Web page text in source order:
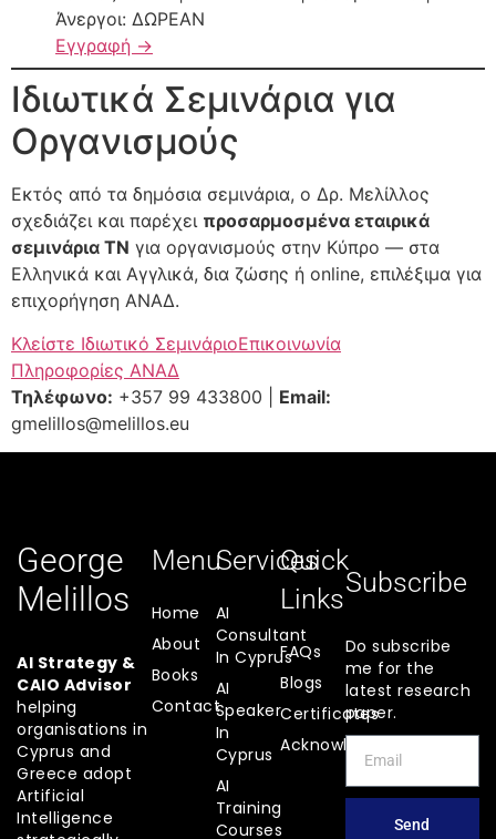
Άνεργοι: ΔΩΡΕΑΝ
Εγγραφή →
Ιδιωτικά Σεμινάρια για
Οργανισμούς
Εκτός από τα δημόσια σεμινάρια, ο Δρ. Μελίλλος
σχεδιάζει και παρέχει προσαρμοσμένα εταιρικά
σεμινάρια ΤΝ για οργανισμούς στην Κύπρο — στα
Ελληνικά και Αγγλικά, δια ζώσης ή online, επιλέξιμα για
επιχορήγηση ΑΝΑΔ.
Κλείστε Ιδιωτικό ΣεμινάριοΕπικοινωνία
Πληροφορίες ΑΝΑΔ
Τηλέφωνο: +357 99 433800 | Email:
gmelillos@melillos.eu
George
Melillos
AI Strategy &
CAIO Advisor
helping
organisations in
Cyprus and
Greece adopt
Artificial
Intelligence
Menu
Home
About
Books
Contact
Services
AI
Consultant
In Cyprus
AI
Speaker
In
Cyprus
AI
Training
Courses
Quick
Links
FAQs
Blogs
Certificates
Acknowledgements
Subscribe
Do subscribe
me for the
latest research
paper.
Send